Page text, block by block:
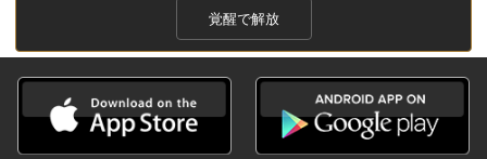
覚醒で解放